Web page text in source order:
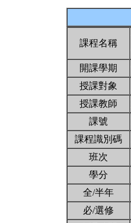
課程名稱
開課學期
授課對象
授課教師
課號
課程識別碼
班次
學分
全/半年
必/選修